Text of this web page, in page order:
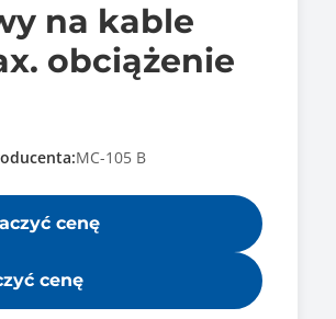
na kable
obciążenie
MC-105 B
cenę
cenę